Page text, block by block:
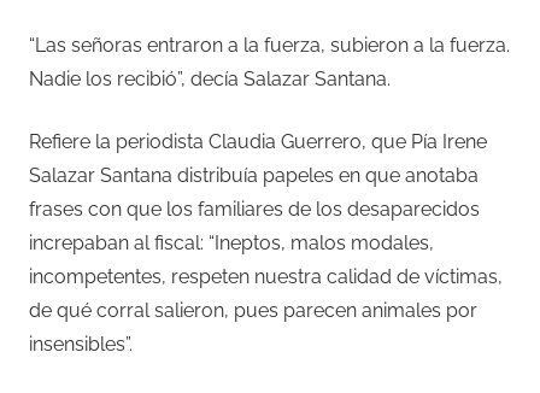
“Las señoras entraron a la fuerza, subieron a la fuerza.
Nadie los recibió”, decía Salazar Santana.
Refiere la periodista Claudia Guerrero, que Pía Irene
Salazar Santana distribuía papeles en que anotaba
frases con que los familiares de los desaparecidos
increpaban al fiscal: “Ineptos, malos modales,
incompetentes, respeten nuestra calidad de víctimas,
de qué corral salieron, pues parecen animales por
insensibles”.